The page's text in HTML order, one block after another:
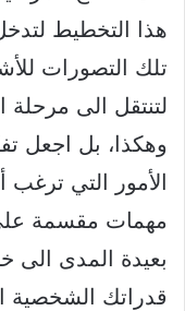
هذا التخطيط
تلك التصورات
لتنتقل الى مرحلة
وهكذا، بل اجعل
الأمور التي
مهمات مقسمة
بعيدة المدى
قدراتك الشخصية